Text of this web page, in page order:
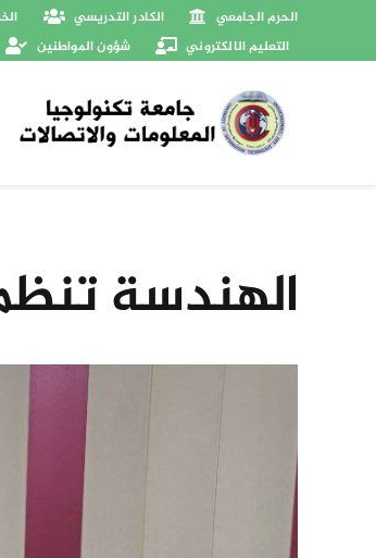
الحرم الجامعي الكادر التدريسي
التعليم الالكتروني
شؤون المواطنين
الهندسة